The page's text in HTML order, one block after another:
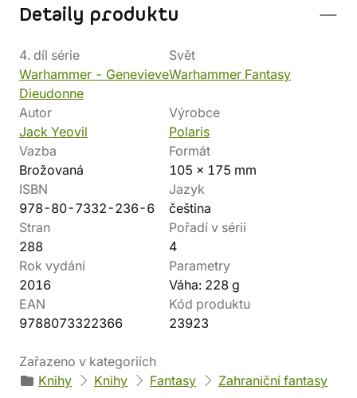
Detaily produktu
4. díl série
Warhammer - Genevieve
Dieudonne
Svět
Warhammer Fantasy
Autor
Jack Yeovil
Výrobce
Polaris
Vazba
Brožovaná
Formát
105 x 175 mm
ISBN
978-80-7332-236-6
Jazyk
čeština
Stran
288
Pořadí v sérii
4
Rok vydání
2016
Parametry
Váha: 228 g
EAN
9788073322366
Kód produktu
23923
Zařazeno v kategoriích
Knihy
Knihy Fantasy Zahraniční fantasy